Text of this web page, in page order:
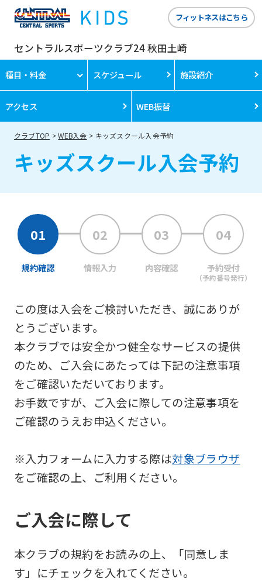
セントラルスポーツクラブ24 秋田土崎
フィットネスはこちら
種目・料金 スケジュール 施設紹介
アクセス WEB振替
クラブTOP WEB入会 キッズスクール入会予約
キッズスクール入会予約
規約確認 情報入力 内容確認 予約受付
（予約番号発行）
この度は入会をご検討いただき、誠にありが
とうございます。
本クラブでは安全かつ健全なサービスの提供
のため、ご入会にあたっては下記の注意事項
をご確認いただいております。
お手数ですが、ご入会に際しての注意事項を
ご確認のうえお申込ください。
※入力フォームに入力する際は対象ブラウザ
をご確認の上、ご利用ください。
ご入会に際して
本クラブの規約をお読みの上、「同意しま
す」にチェックを入れてください。